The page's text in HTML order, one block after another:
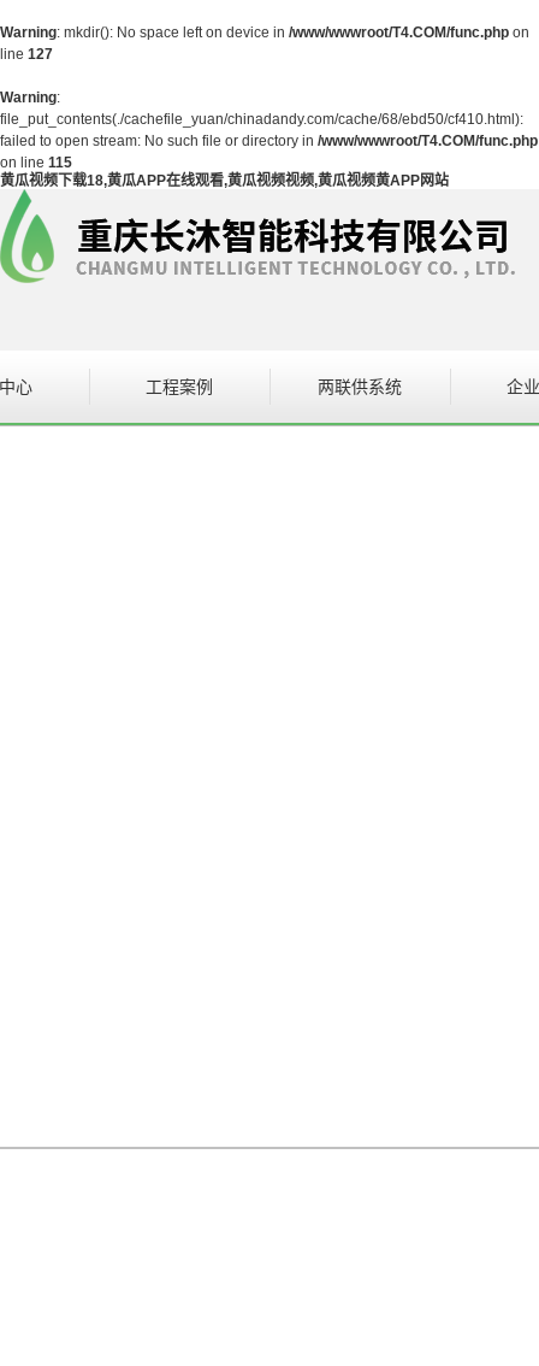
Warning: mkdir(): No space left on device in /www/wwwroot/T4.COM/func.php on
line 127
Warning:
file_put_contents(./cachefile_yuan/chinadandy.com/cache/68/ebd50/cf410.html):
failed to open stream: No such file or directory in /www/wwwroot/T4.COM/func.php
on line 115
黄瓜视频下载18,黄瓜APP在线观看,黄瓜视频视频,黄瓜视频黄APP网站
心 工程案例 两联供系统 企